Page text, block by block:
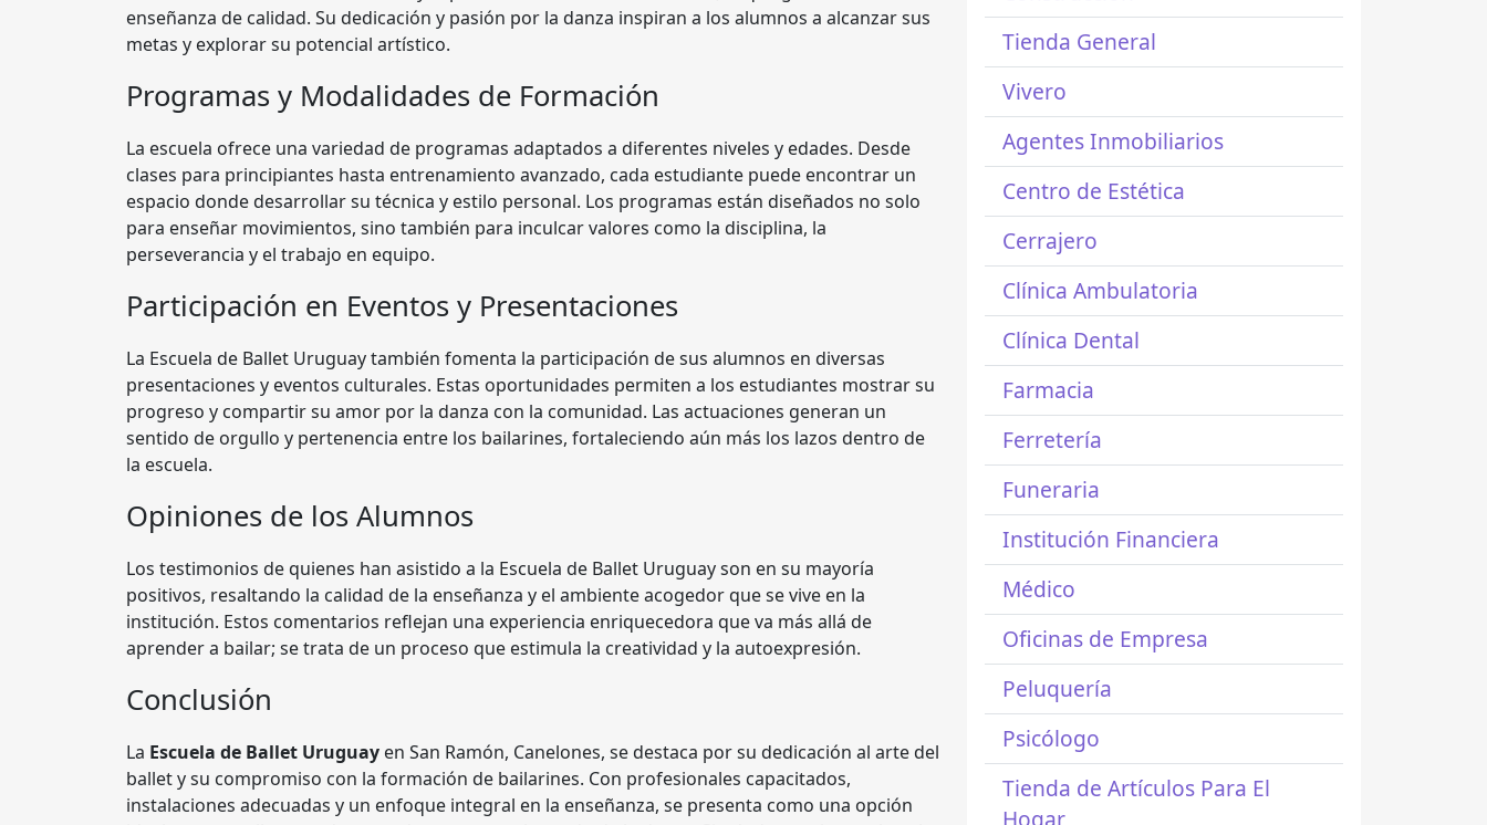
enseñanza de calidad. Su dedicación y pasión por la danza inspiran a los alumnos a alcanzar sus
metas y explorar su potencial artístico.
Programas y Modalidades de Formación
La escuela ofrece una variedad de programas adaptados a diferentes niveles y edades. Desde
clases para principiantes hasta entrenamiento avanzado, cada estudiante puede encontrar un
espacio donde desarrollar su técnica y estilo personal. Los programas están diseñados no solo
para enseñar movimientos, sino también para inculcar valores como la disciplina, la
perseverancia y el trabajo en equipo.
Participación en Eventos y Presentaciones
La Escuela de Ballet Uruguay también fomenta la participación de sus alumnos en diversas
presentaciones y eventos culturales. Estas oportunidades permiten a los estudiantes mostrar su
progreso y compartir su amor por la danza con la comunidad. Las actuaciones generan un
sentido de orgullo y pertenencia entre los bailarines, fortaleciendo aún más los lazos dentro de
la escuela.
Opiniones de los Alumnos
Los testimonios de quienes han asistido a la Escuela de Ballet Uruguay son en su mayoría
positivos, resaltando la calidad de la enseñanza y el ambiente acogedor que se vive en la
institución. Estos comentarios reflejan una experiencia enriquecedora que va más allá de
aprender a bailar; se trata de un proceso que estimula la creatividad y la autoexpresión.
Conclusión
La Escuela de Ballet Uruguay en San Ramón, Canelones, se destaca por su dedicación al arte del
ballet y su compromiso con la formación de bailarines. Con profesionales capacitados,
instalaciones adecuadas y un enfoque integral en la enseñanza, se presenta como una opción
Tienda General
Vivero
Agentes Inmobiliarios
Centro de Estética
Cerrajero
Clínica Ambulatoria
Clínica Dental
Farmacia
Ferretería
Funeraria
Institución Financiera
Médico
Oficinas de Empresa
Peluquería
Psicólogo
Tienda de Artículos Para El
Hogar